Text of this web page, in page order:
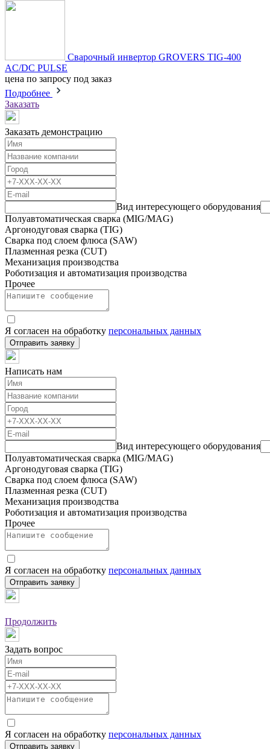
Сварочный инвертор GROVERS TIG-400
AC/DC PULSE
цена по запросу под заказ
Подробнее
Заказать
Заказать демонстрацию
Вид интересующего оборудования
Полуавтоматическая сварка (MIG/MAG)
Аргонодуговая сварка (TIG)
Сварка под слоем флюса (SAW)
Плазменная резка (CUT)
Механизация производства
Роботизация и автоматизация производства
Прочее
Я согласен на обработку персональных данных
Отправить заявку
Написать нам
Вид интересующего оборудования
Полуавтоматическая сварка (MIG/MAG)
Аргонодуговая сварка (TIG)
Сварка под слоем флюса (SAW)
Плазменная резка (CUT)
Механизация производства
Роботизация и автоматизация производства
Прочее
Я согласен на обработку персональных данных
Отправить заявку
Продолжить
Задать вопрос
Я согласен на обработку персональных данных
Отправить заявку